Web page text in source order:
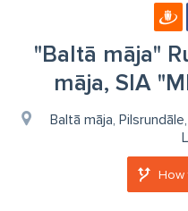
"Baltā māja"
māja, SIA
Baltā māja,
How